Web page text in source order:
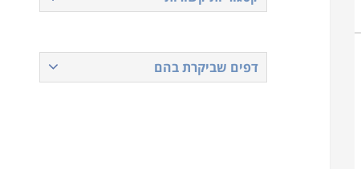
דפים שביקרת בהם